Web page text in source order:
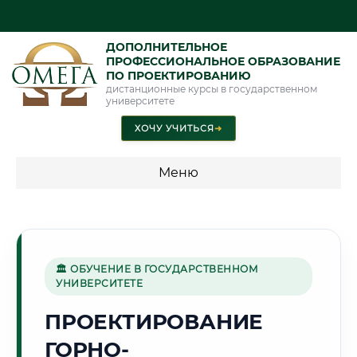
ДОПОЛНИТЕЛЬНОЕ
ПРОФЕССИОНАЛЬНОЕ ОБРАЗОВАНИЕ
ПО ПРОЕКТИРОВАНИЮ
дистанционные курсы в государственном
университете
ХОЧУ УЧИТЬСЯ➜
Меню
🌻
🏛 ОБУЧЕНИЕ В ГОСУДАРСТВЕННОМ
УНИВЕРСИТЕТЕ
ПРОЕКТИРОВАНИЕ
ГОРНО-